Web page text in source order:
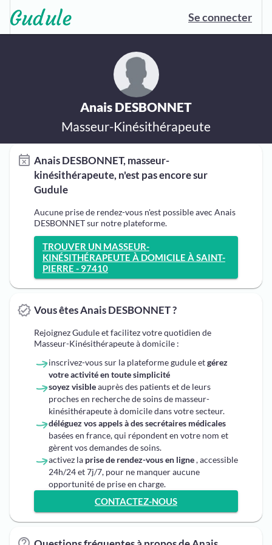
Se connecter
Anais DESBONNET
Masseur-Kinésithérapeute
Anais DESBONNET, masseur-
kinésithérapeute, n'est pas encore sur
Gudule
Aucune prise de rendez-vous n'est possible avec Anais
DESBONNET sur notre plateforme.
TROUVER UN MASSEUR-
KINÉSITHÉRAPEUTE À DOMICILE À SAINT-
PIERRE - 97410
Vous êtes Anais DESBONNET ?
Rejoignez Gudule et facilitez votre quotidien de
Masseur-Kinésithérapeute à domicile :
inscrivez-vous sur la plateforme gudule etgérez
votre activité en toute simplicité
soyez visibleauprès des patients et de leurs
proches en recherche de soins de masseur-
kinésithérapeute à domicile dans votre secteur.
déléguez vos appels à des secrétaires médicales
basées en france, qui répondent en votre nom et
gèrent vos demandes de soins.
activez la prise de rendez-vous en ligne, accessible
24h/24 et 7j/7, pour ne manquer aucune
opportunité de prise en charge.
CONTACTEZ-NOUS